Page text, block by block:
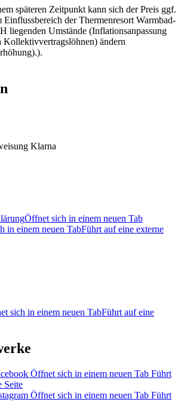
späteren Zeitpunkt kann sich der Preis ggf.
der Thermenresort Warmbad-
liegenden Umstände (Inflationsanpassung
ändern
Öffnet sich in einem neuen Tab
in einem neuen TabFührt auf eine externe
sich in einem neuen TabFührt auf eine
Öffnet sich in einem neuen Tab Führt
Seite
Öffnet sich in einem neuen Tab Führt